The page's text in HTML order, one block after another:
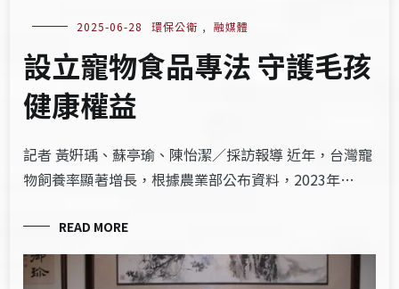
2025-06-28 環保公衛 , 融媒體
設立寵物食品專法 守護毛孩
健康權益
記者 黃姸瑀、蘇亭瑜、陳怡潔／採訪報導 近年，台灣寵
物飼養率顯著增長，根據農業部公布資料，2023年…
READ MORE